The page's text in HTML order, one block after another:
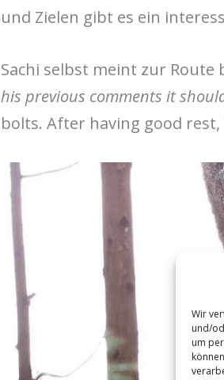
Wir
und/
um
und Zielen gibt es ein
Sachi selbst meint zur Route
his previous comments it
bolts. After having good rest,